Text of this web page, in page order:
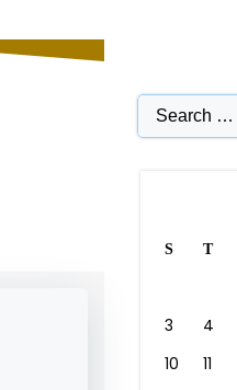
Search
for:
S T
3
4
10
11